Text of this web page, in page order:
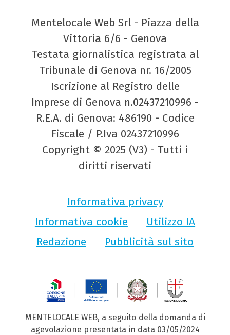
Mentelocale Web Srl - Piazza della
Vittoria 6/6 - Genova
Testata giornalistica registrata al
Tribunale di Genova nr. 16/2005
Iscrizione al Registro delle
Imprese di Genova n.02437210996 -
R.E.A. di Genova: 486190 - Codice
Fiscale / P.Iva 02437210996
Copyright © 2025 (V3) - Tutti i
diritti riservati
Informativa privacy
Informativa cookie
Utilizzo IA
Redazione
Pubblicità sul sito
MENTELOCALE WEB, a seguito della domanda di
agevolazione presentata in data 03/05/2024